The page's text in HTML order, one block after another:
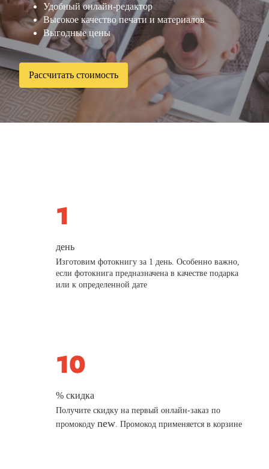
Удобный онлайн-редактор
Высокое качество печати и материалов
Выгодные цены
Рассчитать стоимость
день
Изготовим фотокнигу за 1 день. Особенно важно,
если фотокнига предназначена в качестве подарка
или к определенной дате
% скидка
Получите скидку на первый онлайн-заказ по
промокодуnew. Промокод применяется в корзине